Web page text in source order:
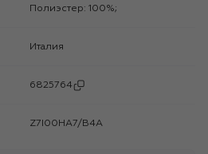
Полиэстер: 100%;
Италия
6825764
Z7I00HA7/B4A